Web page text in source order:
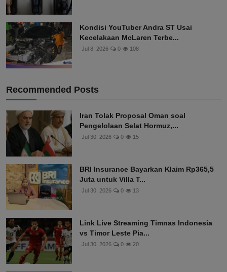
Kondisi YouTuber Andra ST Usai
Kecelakaan McLaren Terbe...
Jul 8, 2026 0 108
Recommended Posts
Iran Tolak Proposal Oman soal
Pengelolaan Selat Hormuz,...
Jul 30, 2026 0 15
BRI Insurance Bayarkan Klaim Rp365,5
Juta untuk Villa T...
Jul 30, 2026 0 13
Link Live Streaming Timnas Indonesia
vs Timor Leste Pia...
Jul 30, 2026 0 20